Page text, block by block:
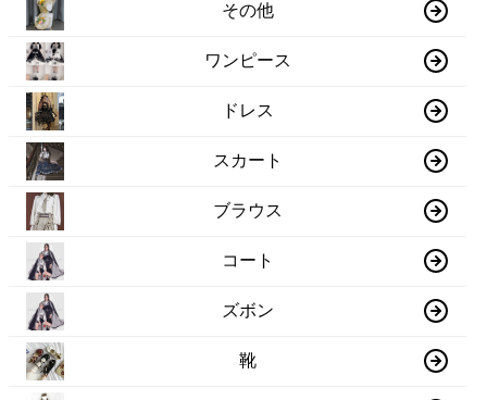
その他
ワンピース
ドレス
スカート
ブラウス
コート
ズボン
靴